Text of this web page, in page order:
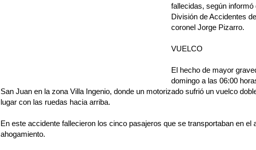
fallecidas, según
División de Accidentes
coronel Jorge Pizarro.
VUELCO
El hecho de mayor
domingo a las 06:00
San Juan en la zona Villa Ingenio, donde un motorizado sufrió un vuelco
lugar con las ruedas hacia arriba.
En este accidente fallecieron los cinco pasajeros que se transportaban en el
ahogamiento.